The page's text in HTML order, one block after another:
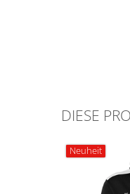
DIESE
Neuheit